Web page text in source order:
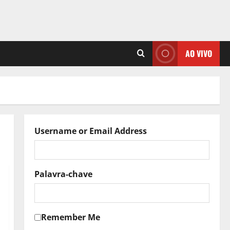
AO VIVO
Username or Email Address
Palavra-chave
Remember Me